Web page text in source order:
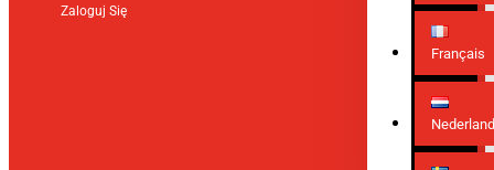
Zaloguj Się
Français